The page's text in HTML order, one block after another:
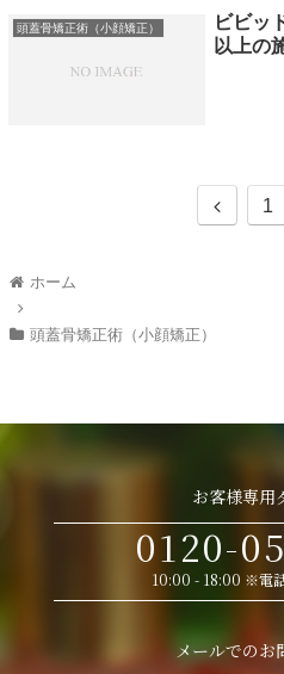
頭蓋骨矯正術（小顔矯正）
ビビッ
以上の
1
ホーム
頭蓋骨矯正術（小顔矯正）
お客様専用
0120-
10:00 - 18:00 ※電
メールでのお